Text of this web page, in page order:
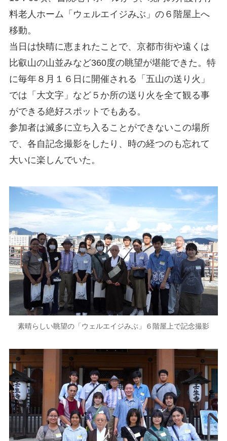
料老人ホーム「ウェルエイジみぶ」の６階屋上へ
移動。
当日は快晴に恵まれたことで、京都市街や遠くは
比叡山の山並みなど360度の眺望が堪能できた。特
に毎年８月１６日に開催される「五山の送り火」
では「大文字」など５か所の送り火を全て観る事
ができる絶好スポットでもある。
参加者は滅多に立ち入ることができないこの場所
で、各自記念撮影をしたり、時の経つのも忘れて
大いに楽しんでいた。
素晴らしい眺望の「ウェルエイジみぶ」６階屋上で記念撮影